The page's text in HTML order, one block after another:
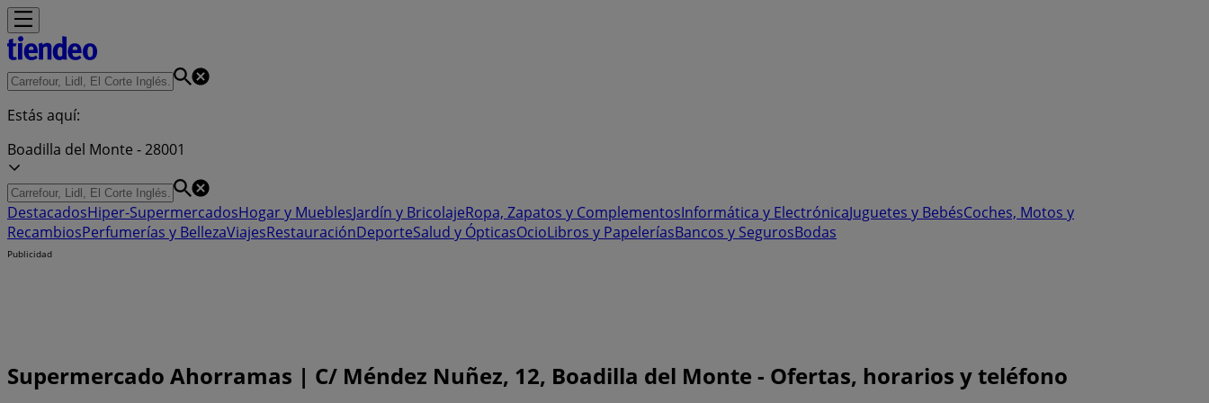
Estás aquí:
Boadilla del Monte - 28001
DestacadosHiper-SupermercadosHogar y MueblesJardín y BricolajeRopa, Zapatos y ComplementosInformática y ElectrónicaJuguetes y BebésCoches, Motos y
RecambiosPerfumerías y BellezaViajesRestauraciónDeporteSalud y ÓpticasOcioLibros y PapeleríasBancos y SegurosBodas
Publicidad
Supermercado Ahorramas | C/ Méndez Nuñez, 12, Boadilla del Monte - Ofertas, horarios y teléfono